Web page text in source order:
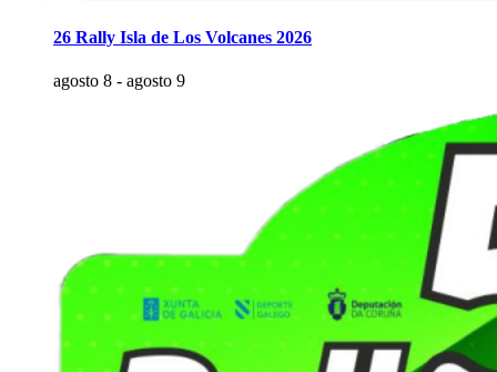
26 Rally Isla de Los Volcanes 2026
agosto 8 - agosto 9